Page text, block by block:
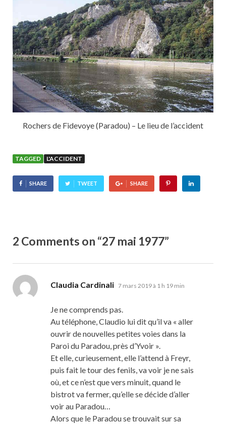
Rochers de Fidevoye (Paradou) – Le lieu de l’accident
TAGGED L'ACCIDENT
SHARE TWEET SHARE
2 Comments on “27 mai 1977”
Claudia Cardinali dit :
7 mars 2019 à 1 h 19 min
Je ne comprends pas.
Au téléphone, Claudio lui dit qu’il va « aller
ouvrir de nouvelles petites voies dans la
Paroi du Paradou, près d’Yvoir ».
Et elle, curieusement, elle l’attend à Freyr,
puis fait le tour des fenils, va voir je ne sais
où, et ce n’est que vers minuit, quand le
bistrot va fermer, qu’elle se décide d’aller
voir au Paradou…
Alors que le Paradou se trouvait sur sa